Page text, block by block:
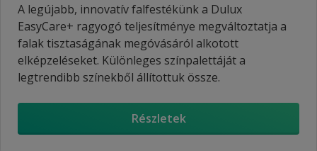
A legújabb, innovatív falfestékünk a Dulux
EasyCare+ ragyogó teljesítménye megváltoztatja a
falak tisztaságának megóvásáról alkotott
elképzeléseket. Különleges színpalettáját a
legtrendibb színekből állítottuk össze.
Részletek